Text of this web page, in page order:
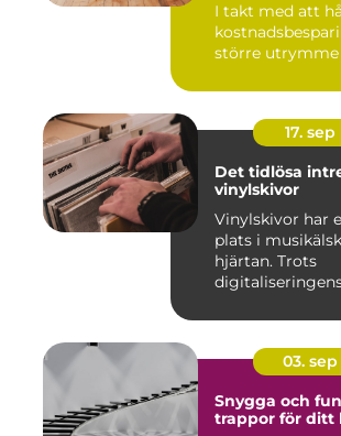
I takt med att
större utrymme
17. sep
Det tidlösa
vinylskivor
Vinylskivor har
plats i
hjärtan. Trots
03. sep
Snygga och
trappor för ditt